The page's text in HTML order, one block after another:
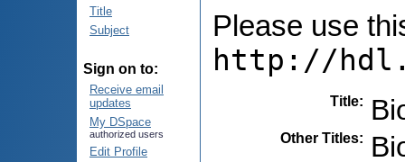
Title
Subject
Sign on to:
Receive email
updates
My DSpace
authorized users
Edit Profile
Please use
http://
Title:
Other Titles: